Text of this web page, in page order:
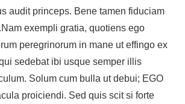
audit princeps. Bene tamen fiduciam
exempli gratia, quotiens ego
peregrinorum in mane ut effingo ex
sedebat ibi usque semper illis
Solum cum bulla ut debui; EGO
proiciendi. Sed quis scit si forte